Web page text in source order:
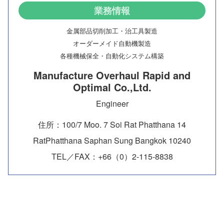
業務情報
金属部品切削加工・治工具製造
オーダーメイド自動機製造
各種機械保全・自動化システム構築
Manufacture Overhaul Rapid and
Optimal Co.,Ltd.
Engineer
住所：100/7 Moo. 7 Soi Rat Phatthana 14
RatPhatthana Saphan Sung Bangkok 10240
TEL／FAX：+66（0）2-115-8838